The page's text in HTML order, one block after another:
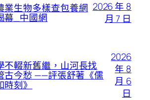
業生物多樣查包養網
幕_中國網
2026 年 8
月 7 日
不輟新舊繼，山河長找
古今愁 ——評張舒著《儒
刻》
2026
年 8
月 6
日